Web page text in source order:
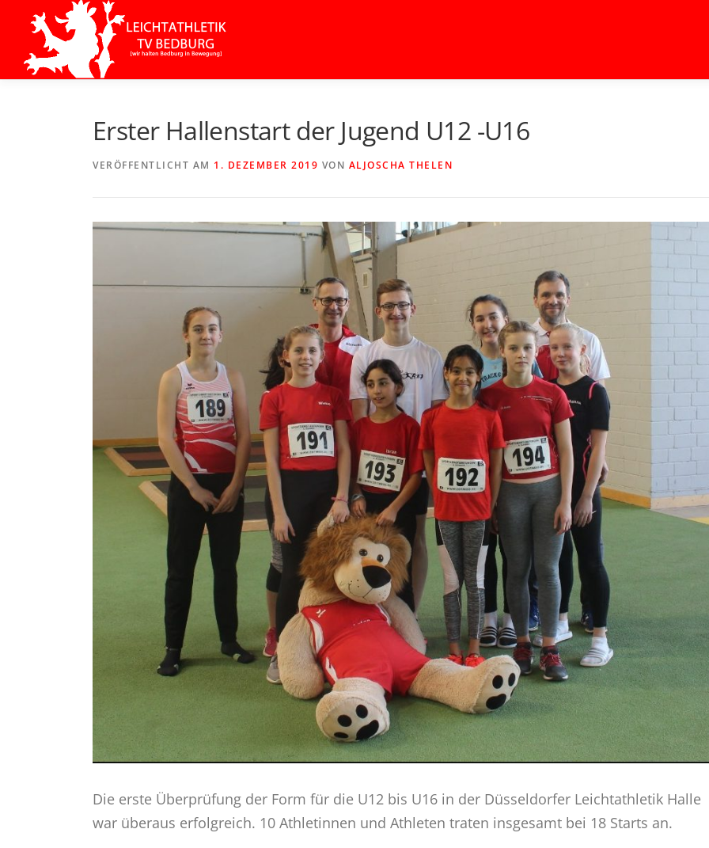
Inhalt
springen
Erster Hallenstart der Jugend U12 -U16
VERÖFFENTLICHT AM 1. DEZEMBER 2019 VON ALJOSCHA THELEN
Die erste Überprüfung der Form für die U12 bis U16 in der Düsseldorfer Leichtathletik Halle
war überaus erfolgreich. 10 Athletinnen und Athleten traten insgesamt bei 18 Starts an.